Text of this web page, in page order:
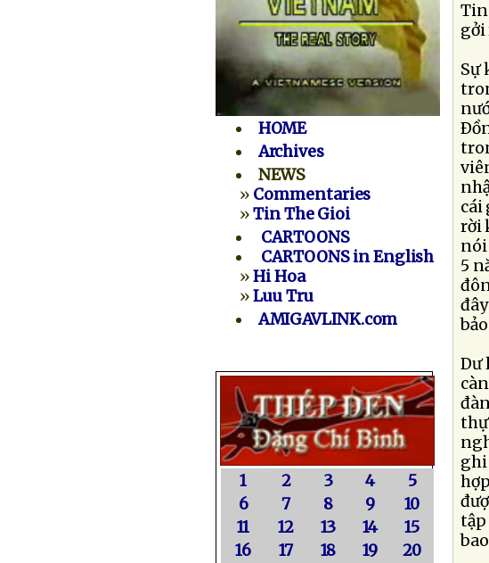
HOME
Archives
NEWS
» Commentaries
»Tin The Gioi
CARTOONS
CARTOONS in English
»Hi Hoa
»Luu Tru
AMIGAVLINK.com
1 2 3 4
5
6
7 8 9
10
11
12 13 14
15
16
17 18 19
20
Tin
gởi
Sự
cái
rời
nói
5
Dư
ghi
tập